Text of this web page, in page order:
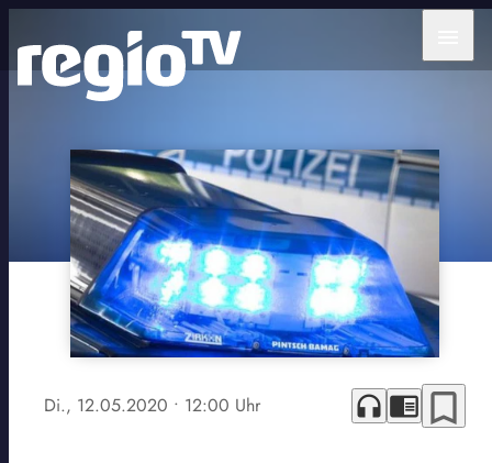
Di., 12.05.2020 • 12:00 Uhr headphones chrome_reader_mode bookmark_border